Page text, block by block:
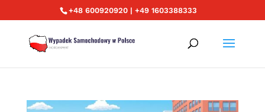
+48 600920920 | +49 1603388333